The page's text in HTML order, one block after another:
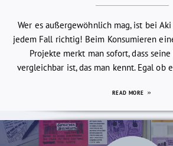
Wer es außergewöhnlich mag, ist bei
jedem Fall richtig! Beim Konsumieren
Projekte merkt man sofort, dass
vergleichbar ist, das man kennt. Egal ob
READ MORE